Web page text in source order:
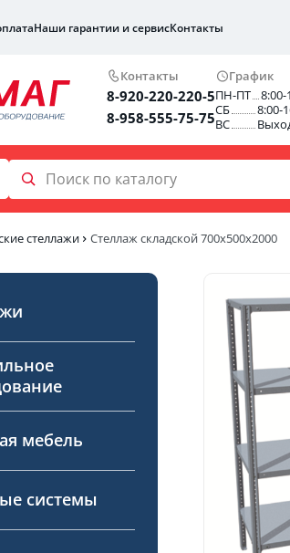
Наши гарантии и сервисКонтакты
Контакты
8-920-220-220-5
8-958-555-75-75
График
ПН-ПТ
8:00-
СБ
8:00-
ВС
стеллажи Стеллаж складской 700х500х2000
мебель
системы